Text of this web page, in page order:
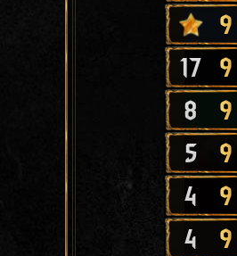
9
17 9
8 9
5 9
4 9
4 9